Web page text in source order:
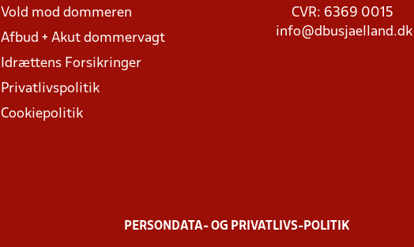
Vold mod dommeren
Afbud + Akut dommervagt
Idrættens Forsikringer
Privatlivspolitik
Cookiepolitik
CVR: 6369 0015
info@dbusjaelland.dk
PERSONDATA- OG PRIVATLIVS-POLITIK